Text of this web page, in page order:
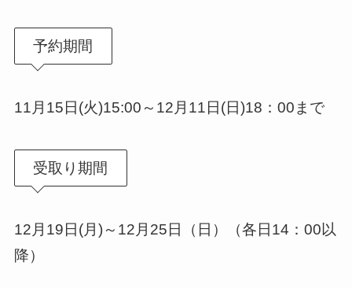
予約期間
11月15日(火)15:00～12月11日(日)18：00まで
受取り期間
12月19日(月)～12月25日（日）（各日14：00以
降）